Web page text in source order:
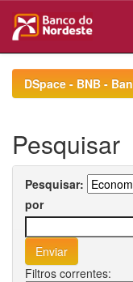
navigationDSpace - BNB -
Pesquisar
Pesquisar:
por
Filtros correntes: